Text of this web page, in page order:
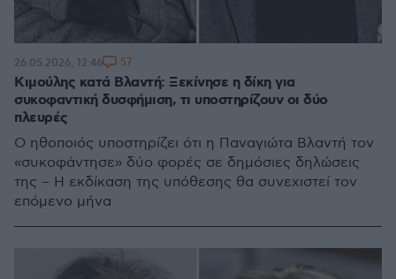
Κιμούλης κατά Βλαντή: Ξεκίνησε η δίκη για
συκοφαντική δυσφήμιση, τι υποστηρίζουν οι δύο
πλευρές
Ο ηθοποιός υποστηρίζει ότι η Παναγιώτα Βλαντή τον
«συκοφάντησε» δύο φορές σε δημόσιες δηλώσεις
της – Η εκδίκαση της υπόθεσης θα συνεχιστεί τον
επόμενο μήνα
26.05.2026, 12:46 57